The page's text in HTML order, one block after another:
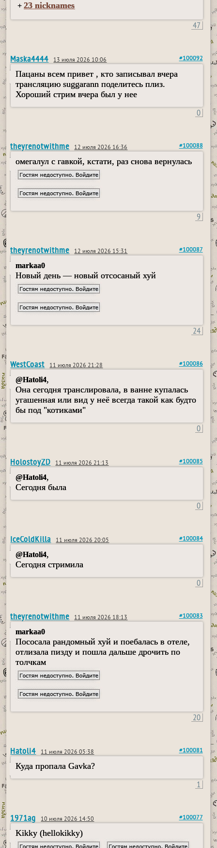
+23 nicknames
47
Maska4444 13 июля 2026 10:06 #100092
Пацаны всем привет , кто записывал вчера
трансляцию suggarann поделитесь плиз.
Хороший стрим вчера был у нее
0
theyrenotwithme 12 июля 2026 16:36 #100088
омегалул с гавкой, кстати, раз снова вернулась
9
theyrenotwithme 12 июля 2026 15:31 #100087
markaa0
Новый день — новый отсосаный хуй
24
WestCoast 11 июля 2026 21:28 #100086
@Hatoli4,
Она сегодня транслировала, в ванне купалась
угашенная или вид у неё всегда такой как будто
бы под "котиками"
0
HolostoyZD 11 июля 2026 21:13 #100085
@Hatoli4,
Сегодня была
0
IceColdKilla 11 июля 2026 20:05 #100084
@Hatoli4,
Сегодня стримила
0
theyrenotwithme 11 июля 2026 18:13 #100083
markaa0
Пососала рандомный хуй и поебалась в отеле,
отлизала пизду и пошла дальше дрочить по
толчкам
20
Hatoli4 11 июля 2026 05:38 #100081
Куда пропала Gavka?
1
1971ag 10 июля 2026 14:50 #100077
Kikky (hellokikky)